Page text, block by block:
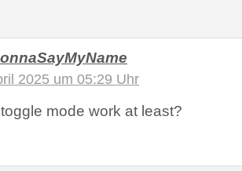
2025 um 05:29 Uhr
mode work at least?